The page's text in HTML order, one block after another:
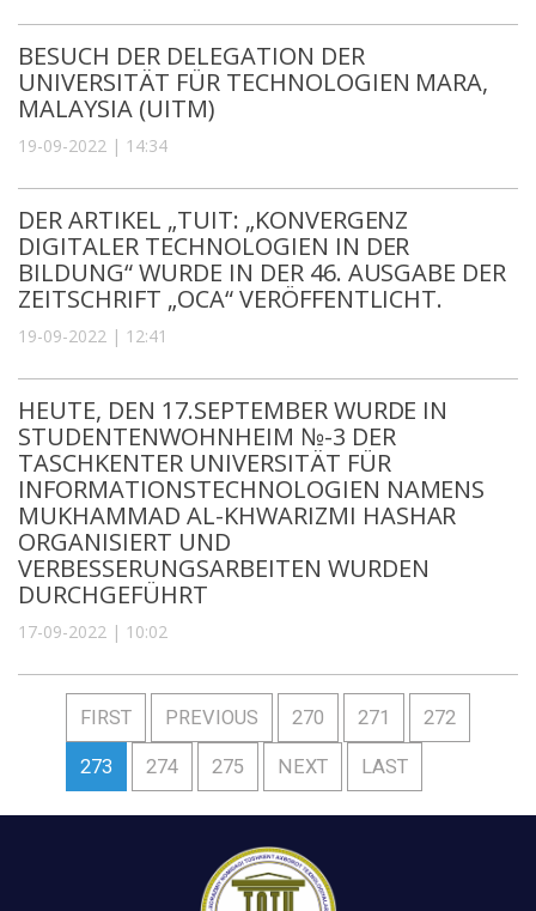
BESUCH DER DELEGATION DER
UNIVERSITÄT FÜR TECHNOLOGIEN MARA,
MALAYSIA (UITM)
19-09-2022 | 14:34
DER ARTIKEL „TUIT: „KONVERGENZ
DIGITALER TECHNOLOGIEN IN DER
BILDUNG“ WURDE IN DER 46. AUSGABE DER
ZEITSCHRIFT „OCA“ VERÖFFENTLICHT.
19-09-2022 | 12:41
HEUTE, DEN 17.SEPTEMBER WURDE IN
STUDENTENWOHNHEIM №-3 DER
TASCHKENTER UNIVERSITÄT FÜR
INFORMATIONSTECHNOLOGIEN NAMENS
MUKHAMMAD AL-KHWARIZMI HASHAR
ORGANISIERT UND
VERBESSERUNGSARBEITEN WURDEN
DURCHGEFÜHRT
17-09-2022 | 10:02
FIRST PREVIOUS 270 271 272
273 274 275 NEXT LAST